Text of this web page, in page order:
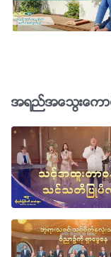
အရည္အေသြးေက